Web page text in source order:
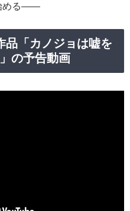
める――
「カノジョは嘘を
の予告動画